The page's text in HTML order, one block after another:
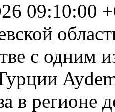
09:10:00
с одним
в